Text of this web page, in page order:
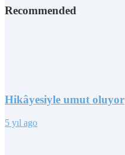
Recommended
Hikâyesiyle umut oluyor
5 yıl ago